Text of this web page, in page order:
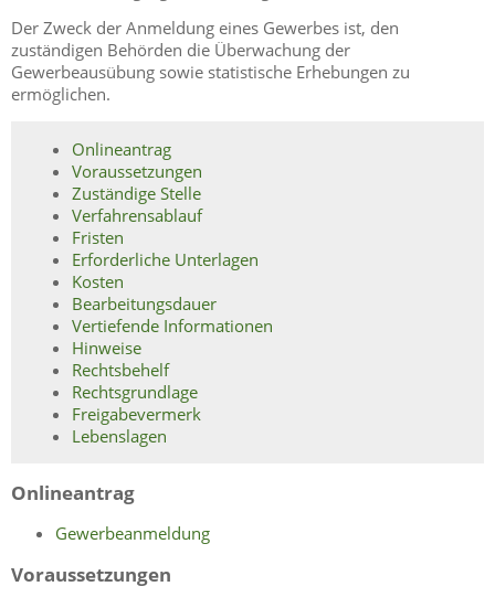
Der Zweck der Anmeldung eines Gewerbes ist, den
zuständigen Behörden die Überwachung der
Gewerbeausübung sowie statistische Erhebungen zu
ermöglichen.
Onlineantrag
Voraussetzungen
Zuständige Stelle
Verfahrensablauf
Fristen
Erforderliche Unterlagen
Kosten
Bearbeitungsdauer
Vertiefende Informationen
Hinweise
Rechtsbehelf
Rechtsgrundlage
Freigabevermerk
Lebenslagen
Onlineantrag
Gewerbeanmeldung
Voraussetzungen